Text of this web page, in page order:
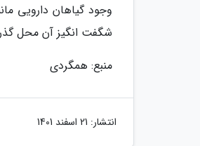
وجود گیاهان دارویی
شگفت انگیز آن محل گذر
منبع: همگردی
انتشار: 21 اسفند 1401